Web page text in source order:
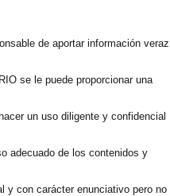
de aportar información veraz
se le puede proporcionar una
un uso diligente y confidencial
adecuado de los contenidos y
y con carácter enunciativo pero no